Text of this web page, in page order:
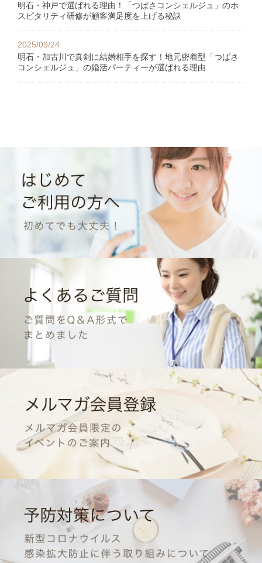
明石・神戸で選ばれる理由！「つばさコンシェルジュ」のホ
スピタリティ研修が顧客満足度を上げる秘訣
2025/09/24
明石・加古川で真剣に結婚相手を探す！地元密着型「つばさ
コンシェルジュ」の婚活パーティーが選ばれる理由